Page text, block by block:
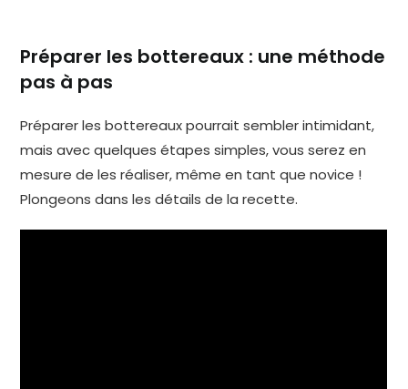
Préparer les bottereaux : une méthode
pas à pas
Préparer les bottereaux pourrait sembler intimidant,
mais avec quelques étapes simples, vous serez en
mesure de les réaliser, même en tant que novice !
Plongeons dans les détails de la recette.